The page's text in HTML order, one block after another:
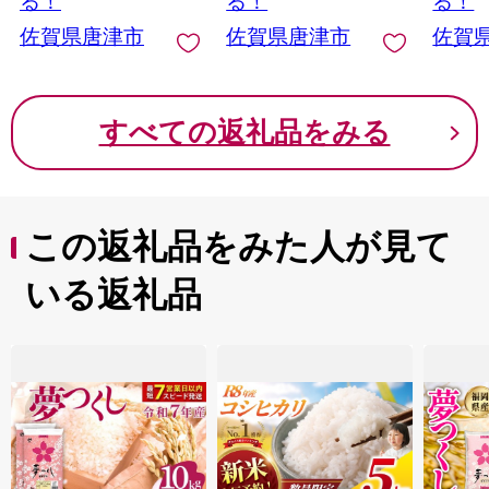
佐賀県唐津市
佐賀県唐津市
佐賀
すべての返礼品をみる
この返礼品をみた人が見て
いる返礼品